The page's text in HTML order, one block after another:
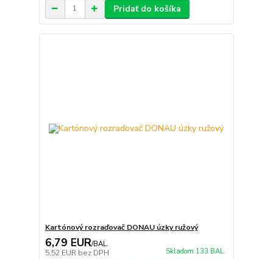
Pridať do košíka
Kartónový rozraďovač DONAU úzky ružový
6,79 EUR/BAL.
5,52 EUR bez DPH Skladom 133 BAL.